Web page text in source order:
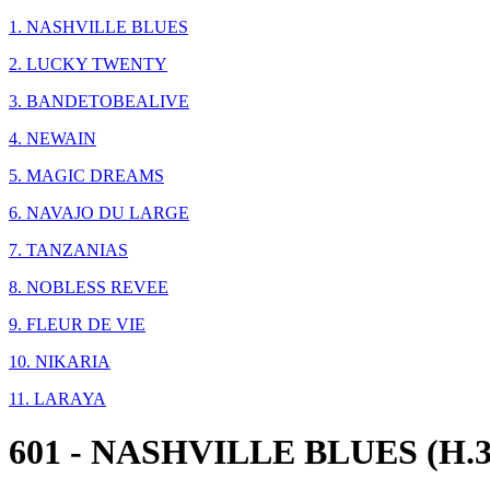
1. NASHVILLE BLUES
2. LUCKY TWENTY
3. BANDETOBEALIVE
4. NEWAIN
5. MAGIC DREAMS
6. NAVAJO DU LARGE
7. TANZANIAS
8. NOBLESS REVEE
9. FLEUR DE VIE
10. NIKARIA
11. LARAYA
601 - NASHVILLE BLUES